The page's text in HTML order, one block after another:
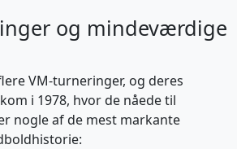
og mindeværdige
VM-turneringer, og deres
i 1978, hvor de nåede til
nogle af de mest markante